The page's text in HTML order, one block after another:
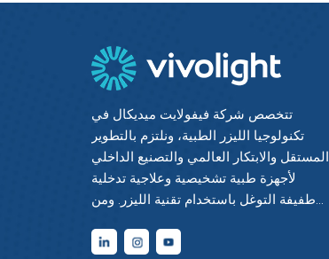
تتخصص شركة فيفولايت ميديكال في
تكنولوجيا الليزر الطبية، ونلتزم بالتطوير
المستقل والابتكار العالمي والتصنيع الداخلي
لأجهزة طبية تشخيصية وعلاجية تدخلية
طفيفة التوغل باستخدام تقنية الليزر. ومن
الخبرة الطبية والهندسية، حققنا إتقانًا شاملًا